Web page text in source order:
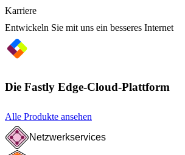
Karriere
Entwickeln Sie mit uns ein besseres Internet
Die Fastly Edge-Cloud-Plattform
Alle Produkte ansehen
Netzwerkservices